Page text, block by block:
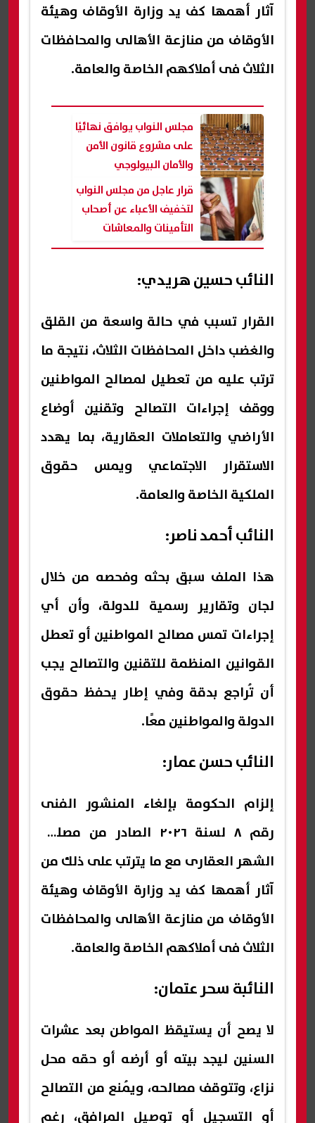
آثار أهمها كف يد وزارة الأوقاف وهيئة
الأوقاف من منازعة الأهالى والمحافظات
الثلاث فى أملاكهم الخاصة والعامة.
مجلس النواب يوافق نهائيًا
على مشروع قانون الأمن
والأمان البيولوجي
قرار عاجل من مجلس النواب
لتخفيف الأعباء عن أصحاب
التأمينات والمعاشات
النائب حسين هريدي:
القرار تسبب في حالة واسعة من القلق
والغضب داخل المحافظات الثلاث، نتيجة ما
ترتب عليه من تعطيل لمصالح المواطنين
ووقف إجراءات التصالح وتقنين أوضاع
الأراضي والتعاملات العقارية، بما يهدد
الاستقرار الاجتماعي ويمس حقوق
الملكية الخاصة والعامة.
النائب أحمد ناصر:
هذا الملف سبق بحثه وفحصه من خلال
لجان وتقارير رسمية للدولة، وأن أي
إجراءات تمس مصالح المواطنين أو تعطل
القوانين المنظمة للتقنين والتصالح يجب
أن تُراجع بدقة وفي إطار يحفظ حقوق
الدولة والمواطنين معًا.
النائب حسن عمار:
إلزام الحكومة بإلغاء المنشور الفنى
رقم ٨ لسنة ٢٠٢٦ الصادر من مصلحة
الشهر العقارى مع ما يترتب على ذلك من
آثار أهمها كف يد وزارة الأوقاف وهيئة
الأوقاف من منازعة الأهالى والمحافظات
الثلاث فى أملاكهم الخاصة والعامة.
النائبة سحر عتمان:
لا يصح أن يستيقظ المواطن بعد عشرات
السنين ليجد بيته أو أرضه أو حقه محل
نزاع، وتتوقف مصالحه، ويُمنع من التصالح
أو التسجيل أو توصيل المرافق، رغم